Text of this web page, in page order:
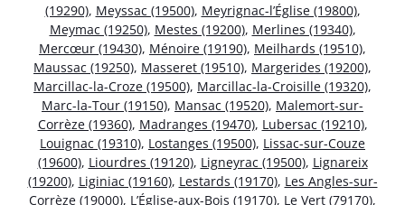
(19290), Meyssac (19500), Meyrignac-l’Église (19800),
Meymac (19250), Mestes (19200), Merlines (19340),
Mercœur (19430), Ménoire (19190), Meilhards (19510),
Maussac (19250), Masseret (19510), Margerides (19200),
Marcillac-la-Croze (19500), Marcillac-la-Croisille (19320),
Marc-la-Tour (19150), Mansac (19520), Malemort-sur-
Corrèze (19360), Madranges (19470), Lubersac (19210),
Louignac (19310), Lostanges (19500), Lissac-sur-Couze
(19600), Liourdres (19120), Ligneyrac (19500), Lignareix
(19200), Liginiac (19160), Lestards (19170), Les Angles-sur-
Corrèze (19000), L’Église-aux-Bois (19170), Le Vert (79170),